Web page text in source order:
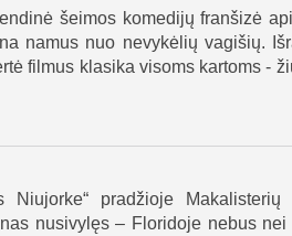
šeimos komedijų franšizė
namus nuo nevykėlių vagišių.
filmus klasika visoms kartoms -
Niujorke“ pradžioje
nusivylęs – Floridoje nebus